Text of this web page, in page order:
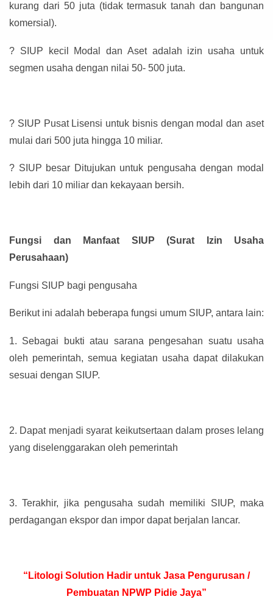
kurang dari 50 juta (tidak termasuk tanah dan bangunan
komersial).
? SIUP kecil Modal dan Aset adalah izin usaha untuk
segmen usaha dengan nilai 50- 500 juta.
? SIUP Pusat Lisensi untuk bisnis dengan modal dan aset
mulai dari 500 juta hingga 10 miliar.
? SIUP besar Ditujukan untuk pengusaha dengan modal
lebih dari 10 miliar dan kekayaan bersih.
Fungsi dan Manfaat SIUP (Surat Izin Usaha
Perusahaan)
Fungsi SIUP bagi pengusaha
Berikut ini adalah beberapa fungsi umum SIUP, antara lain:
1. Sebagai bukti atau sarana pengesahan suatu usaha
oleh pemerintah, semua kegiatan usaha dapat dilakukan
sesuai dengan SIUP.
2. Dapat menjadi syarat keikutsertaan dalam proses lelang
yang diselenggarakan oleh pemerintah
3. Terakhir, jika pengusaha sudah memiliki SIUP, maka
perdagangan ekspor dan impor dapat berjalan lancar.
“Litologi Solution Hadir untuk Jasa Pengurusan /
Pembuatan NPWP Pidie Jaya”